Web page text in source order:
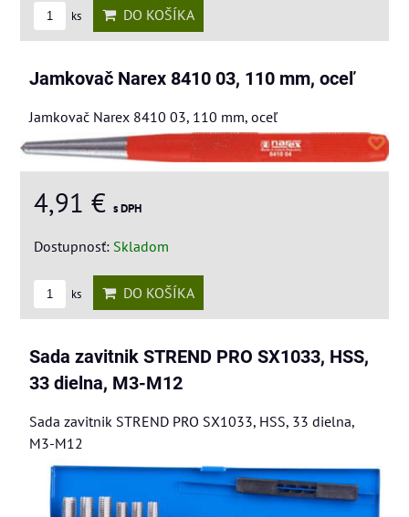
ks DO KOŠÍKA
Jamkovač Narex 8410 03, 110 mm, oceľ
Jamkovač Narex 8410 03, 110 mm, oceľ
4,91 € s DPH
Dostupnosť: Skladom
ks DO KOŠÍKA
Sada zavitnik STREND PRO SX1033, HSS,
33 dielna, M3-M12
Sada zavitnik STREND PRO SX1033, HSS, 33 dielna,
M3-M12